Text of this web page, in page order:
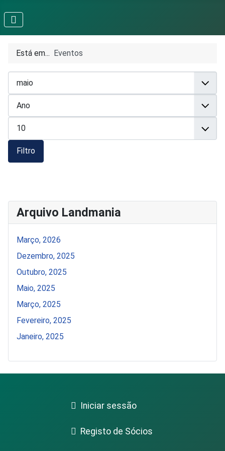
Está em... Eventos
Filtro
Arquivo Landmania
Março, 2026
Dezembro, 2025
Outubro, 2025
Maio, 2025
Março, 2025
Fevereiro, 2025
Janeiro, 2025
Iniciar sessão
Registo de Sócios